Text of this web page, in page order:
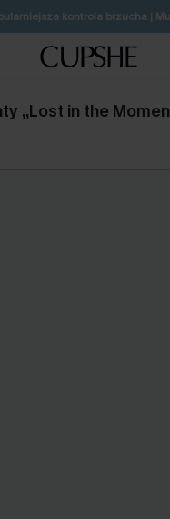
kontrola brzucha |
SZANSA | Do 50%
się i zyskaj do 20%
„Lost in the